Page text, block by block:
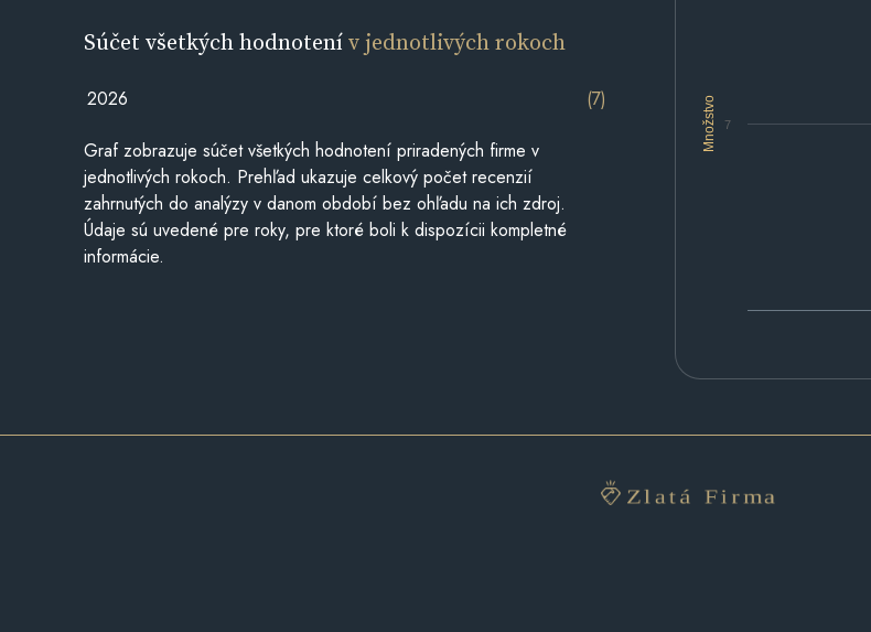
Množstvo 7
Súčet všetkých hodnotenív jednotlivých rokoch
2026 (7)
Graf zobrazuje súčet všetkých hodnotení priradených firme v
jednotlivých rokoch. Prehľad ukazuje celkový počet recenzií
zahrnutých do analýzy v danom období bez ohľadu na ich zdroj.
Údaje sú uvedené pre roky, pre ktoré boli k dispozícii kompletné
informácie.